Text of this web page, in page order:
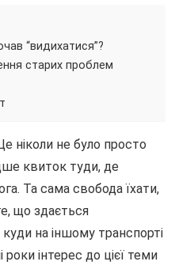
“видихатися”?
старих проблем
ніколи не було просто
квиток туди, де
Та сама свобода їхати,
що здається
на іншому транспорті
інтерес до цієї теми